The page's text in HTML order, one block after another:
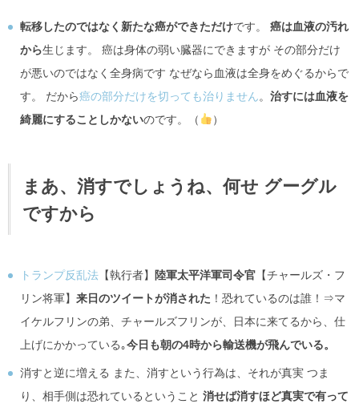
転移したのではなく新たな癌ができただけです。 癌は血液の汚れ
から生じます。 癌は身体の弱い臓器にできますが その部分だけ
が悪いのではなく全身病です なぜなら血液は全身をめぐるからで
す。 だから癌の部分だけを切っても治りません。 治すには血液を
綺麗にすることしかないのです。（ ）
まあ、消すでしょうね、何せ グーグル
ですから
トランプ反乱法 【執行者】 陸軍太平洋軍司令官 【チャールズ・フ
リン将軍】 来日のツイートが消された ！恐れているのは誰！⇒マ
イケルフリンの弟、チャールズフリンが、日本に来てるから、仕
上げにかかっている｡今日も朝の4時から輸送機が飛んでいる。
消すと逆に増える また、消すという行為は、それが真実 つま
り、相手側は恐れているということ 消せば消すほど真実で有って